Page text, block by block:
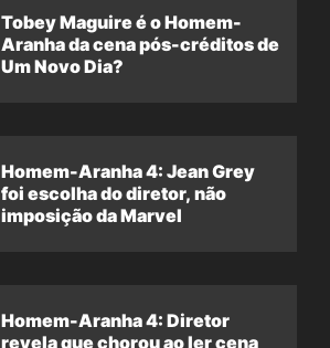
Tobey Maguire é o Homem-
Aranha da cena pós-créditos de
Um Novo Dia?
Homem-Aranha 4: Jean Grey
foi escolha do diretor, não
imposição da Marvel
Homem-Aranha 4: Diretor
revela que chorou ao ler cena